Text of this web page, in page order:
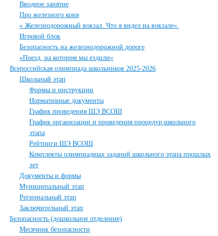
Вводное занятие
Про железного коня
« Железнодорожный вокзал. Что я видел на вокзале».
Игровой блок
Безопасность на железнодорожной дороге
«Поезд, на котором мы ездили»
Всероссийская олимпиада школьников 2025-2026
Школьный этап
Формы и инструкции
Нормативные документы
График проведения ШЭ ВСОШ
График организации и проведения процедур школьного
этапа
Рейтинги ШЭ ВСОШ
Комплекты олимпиадных заданий школьного этапа прошлых
лет
Документы и формы
Муниципальный этап
Региональный этап
Заключительный этап
Безопасность (дошкольное отделение)
Месячник безопасности